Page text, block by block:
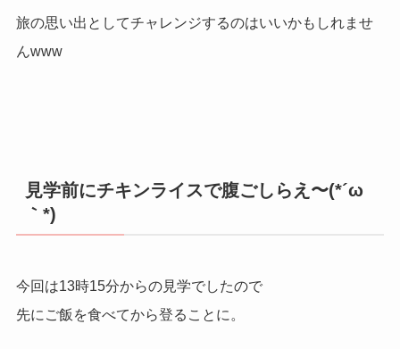
旅の思い出としてチャレンジするのはいいかもしれませ
んwww
見学前にチキンライスで腹ごしらえ〜(*´ω
｀*)
今回は13時15分からの見学でしたので
先にご飯を食べてから登ることに。